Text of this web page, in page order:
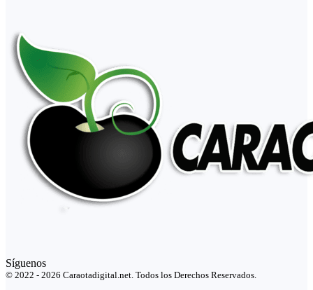
Síguenos
© 2022 - 2026 Caraotadigital.net. Todos los Derechos Reservados.